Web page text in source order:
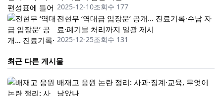
2025-12-10조회수 177
전현무 ‘역대급 입장문’ 공개… 진료기록·수납 자
료·폐기물 처리까지 일괄 제시
2025-12-25조회수 131
최근 다른 게시물
배재고 응원 논란 정리: 사과·징계·교육, 무엇이
남았나